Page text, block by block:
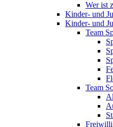
Wer ist
Kinder- und
Kinder- und
Team
Team